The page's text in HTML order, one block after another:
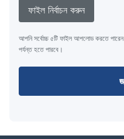
ফাইল নির্বাচন করুন
আপনি সর্বোচ্চ ৫টি ফাইল আপলোড করতে
পর্যন্ত হতে পারবে।